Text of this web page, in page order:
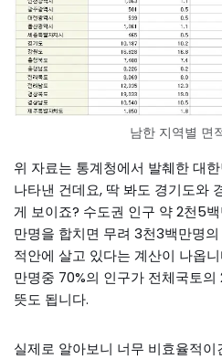
남한 지역별 면
위 자료는 통계청에서 발췌한 대
나타낸 건데요, 딱 봐도 경기도와
게 보이죠? 수도권 인구 약 2천5
만명을 합치면 무려 3천3백만명
적안에 살고 있다는 계산이 나옵
만명중 70%의 인구가 전체국토
뜻도 됩니다.
실제로 알아보니 너무 비효율적